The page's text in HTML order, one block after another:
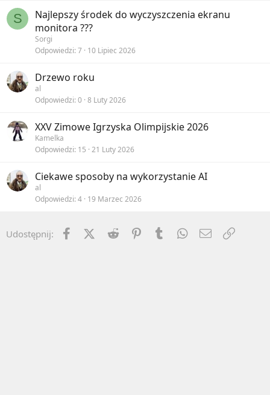
S
Najlepszy środek do wyczyszczenia ekranu
monitora ???
Sorgi
Odpowiedzi 7 10 Lipiec 2026
Drzewo roku
al
Odpowiedzi 0 8 Luty 2026
XXV Zimowe Igrzyska Olimpijskie 2026
Kamelka
Odpowiedzi 15 21 Luty 2026
Ciekawe sposoby na wykorzystanie AI
al
Odpowiedzi 4 19 Marzec 2026
Udostępnij: FacebookX (Twitter)
Reddit PinterestTumblr WhatsApp
Email